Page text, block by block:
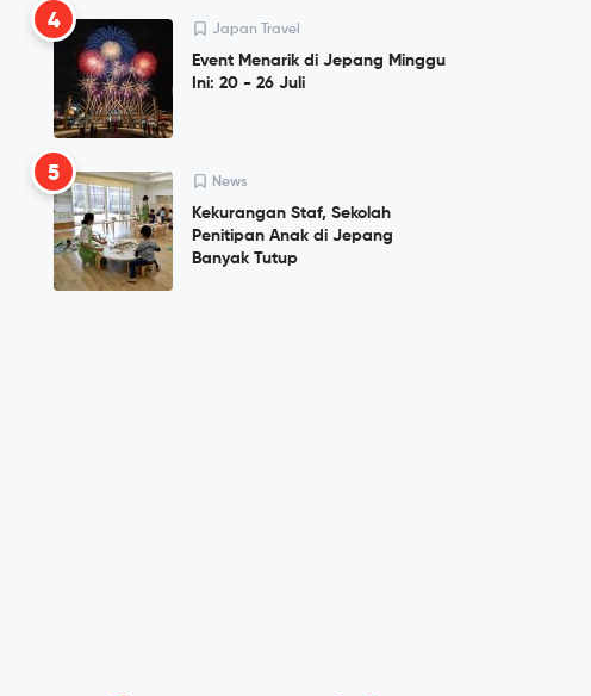
4 Japan Travel
Event Menarik di Jepang Minggu
Ini: 20 - 26 Juli
5 News
Kekurangan Staf, Sekolah
Penitipan Anak di Jepang
Banyak Tutup